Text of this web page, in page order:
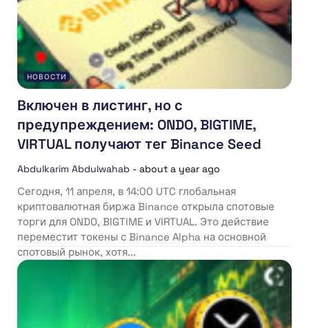
НОВОСТИ
Включен в листинг, но с
предупреждением: ONDO, BIGTIME,
VIRTUAL получают тег Binance Seed
Abdulkarim Abdulwahab - about a year ago
Сегодня, 11 апреля, в 14:00 UTC глобальная
криптовалютная биржа Binance открыла спотовые
торги для ONDO, BIGTIME и VIRTUAL. Это действие
переместит токены с Binance Alpha на основной
спотовый рынок, хотя...